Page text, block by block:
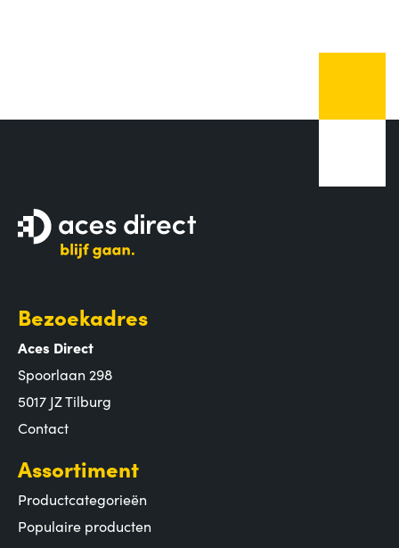
Bezoekadres
Aces Direct
Spoorlaan 298
5017 JZ Tilburg
Contact
Assortiment
Productcategorieën
Populaire producten